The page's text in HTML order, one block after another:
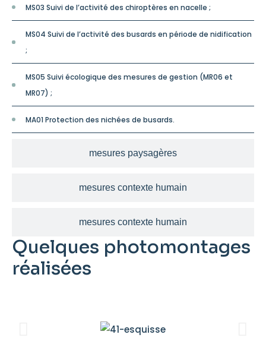
mesures paysagères
mesures contexte humain
mesures contexte humain
MS03 Suivi de l’activité des chiroptères en nacelle ;
MS04 Suivi de l’activité des busards en période de nidification
;
MS05 Suivi écologique des mesures de gestion (MR06 et
MR07) ;
MA01 Protection des nichées de busards.
Quelques photomontages
réalisées